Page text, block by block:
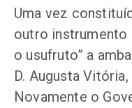
Uma vez
outro instrumento
o usufruto” a
D. Augusta
Novamente o